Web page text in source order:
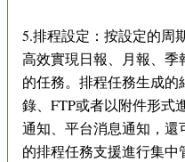
5.排程設定：按設定的周
高效實現日報、月報、
的任務。排程任務生成的
錄、FTP或者以附件形式
通知、平台消息通知，
的排程任務支援進行集